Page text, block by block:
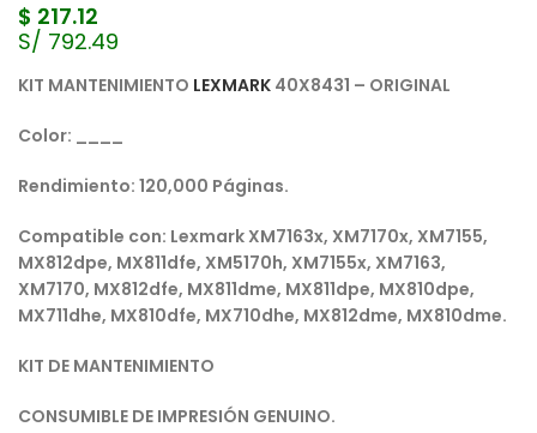
$ 217.12
S/ 792.49
KIT MANTENIMIENTO LEXMARK 40X8431 – ORIGINAL
Color: ____
Rendimiento: 120,000 Páginas.
Compatible con: Lexmark XM7163x, XM7170x, XM7155,
MX812dpe, MX811dfe, XM5170h, XM7155x, XM7163,
XM7170, MX812dfe, MX811dme, MX811dpe, MX810dpe,
MX711dhe, MX810dfe, MX710dhe, MX812dme, MX810dme.
KIT DE MANTENIMIENTO
CONSUMIBLE DE IMPRESIÓN GENUINO.